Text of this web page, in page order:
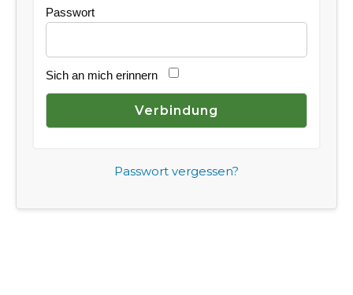
Passwort
Sich an mich erinnern
Passwort vergessen?